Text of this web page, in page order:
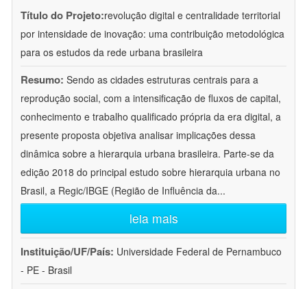
Título do Projeto:revolução digital e centralidade territorial
por intensidade de inovação: uma contribuição metodológica
para os estudos da rede urbana brasileira
Resumo: Sendo as cidades estruturas centrais para a
reprodução social, com a intensificação de fluxos de capital,
conhecimento e trabalho qualificado própria da era digital, a
presente proposta objetiva analisar implicações dessa
dinâmica sobre a hierarquia urbana brasileira. Parte-se da
edição 2018 do principal estudo sobre hierarquia urbana no
Brasil, a Regic/IBGE (Região de Influência da...
leia mais
Instituição/UF/País: Universidade Federal de Pernambuco
- PE - Brasil